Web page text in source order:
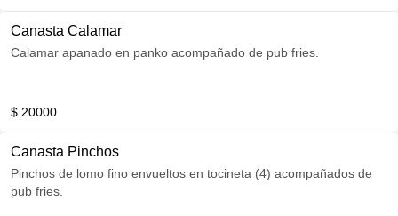
Canasta Calamar
Calamar apanado en panko acompañado de pub fries.
$ 20000
Canasta Pinchos
Pinchos de lomo fino envueltos en tocineta (4) acompañados de
pub fries.